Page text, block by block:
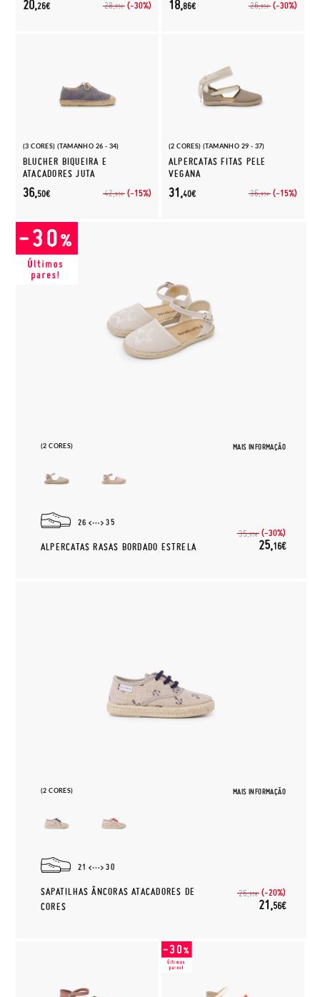
28,95€ (-30%)
20,26€ 26,95€ (-30%)
18,86€
(3 CORES) (TAMANHO 26 - 34)
BLUCHER BIQUEIRA E
ATACADORES JUTA
42,95€ (-15%)
36,50€
(2 CORES) (TAMANHO 29 - 37)
ALPERCATAS FITAS PELE
VEGANA
36,95€ (-15%)
31,40€
(2 CORES) MAIS INFORMAÇÃO
26 35
ALPERCATAS RASAS BORDADO ESTRELA
35,95€ (-30%)
25,16€
(2 CORES) MAIS INFORMAÇÃO
21 30
SAPATILHAS ÂNCORAS ATACADORES DE
CORES
26,95€ (-20%)
21,56€